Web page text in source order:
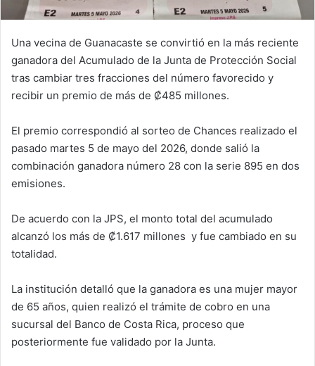
Una vecina de Guanacaste se convirtió en la más reciente
ganadora del Acumulado de la Junta de Protección Social
tras cambiar tres fracciones del número favorecido y
recibir un premio de más de ₡485 millones.
El premio correspondió al sorteo de Chances realizado el
pasado martes 5 de mayo del 2026, donde salió la
combinación ganadora número 28 con la serie 895 en dos
emisiones.
De acuerdo con la JPS, el monto total del acumulado
alcanzó los más de ₡1.617 millones y fue cambiado en su
totalidad.
La institución detalló que la ganadora es una mujer mayor
de 65 años, quien realizó el trámite de cobro en una
sucursal del Banco de Costa Rica, proceso que
posteriormente fue validado por la Junta.